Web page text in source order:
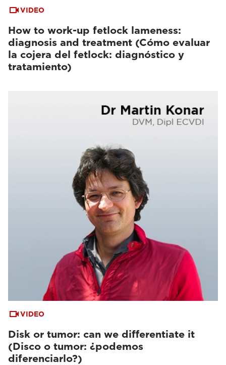
VIDEO
How to work-up fetlock lameness:
diagnosis and treatment (Cómo evaluar
la cojera del fetlock: diagnóstico y
tratamiento)
VIDEO
Disk or tumor: can we differentiate it
(Disco o tumor: ¿podemos
diferenciarlo?)